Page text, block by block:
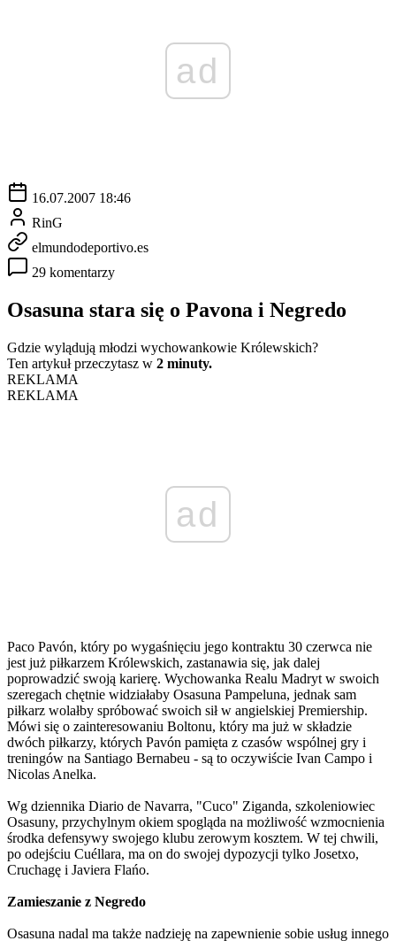
ad
16.07.2007 18:46
RinG
elmundodeportivo.es
29 komentarzy
Osasuna stara się o Pavona i Negredo
Gdzie wylądują młodzi wychowankowie Królewskich?
Ten artykuł przeczytasz w 2 minuty.
REKLAMA
REKLAMA
ad
Paco Pavón, który po wygaśnięciu jego kontraktu 30 czerwca nie
jest już piłkarzem Królewskich, zastanawia się, jak dalej
poprowadzić swoją karierę. Wychowanka Realu Madryt w swoich
szeregach chętnie widziałaby Osasuna Pampeluna, jednak sam
piłkarz wolałby spróbować swoich sił w angielskiej Premiership.
Mówi się o zainteresowaniu Boltonu, który ma już w składzie
dwóch piłkarzy, których Pavón pamięta z czasów wspólnej gry i
treningów na Santiago Bernabeu - są to oczywiście Ivan Campo i
Nicolas Anelka.
Wg dziennika Diario de Navarra, "Cuco" Ziganda, szkoleniowiec
Osasuny, przychylnym okiem spogląda na możliwość wzmocnienia
środka defensywy swojego klubu zerowym kosztem. W tej chwili,
po odejściu Cuéllara, ma on do swojej dypozycji tylko Josetxo,
Cruchagę i Javiera Flańo.
Zamieszanie z Negredo
Osasuna nadal ma także nadzieję na zapewnienie sobie usług innego